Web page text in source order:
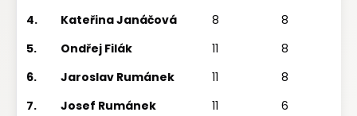
4.
Kateřina Janáčová 8 8
5.
Ondřej Filák 11 8
6.
Jaroslav Rumánek 11 8
7.
Josef Rumánek 11 6